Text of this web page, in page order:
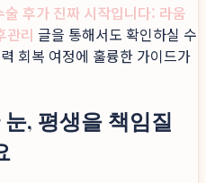
후가 진짜 시작입니다: 라움
관리 글을 통해서도 확인하실 수
회복 여정에 훌륭한 가이드가
, 평생을 책임질